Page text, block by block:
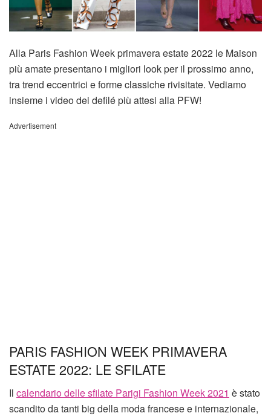
Alla Paris Fashion Week primavera estate 2022 le Maison
più amate presentano i migliori look per il prossimo anno,
tra trend eccentrici e forme classiche rivisitate. Vediamo
insieme i video dei defilé più attesi alla PFW!
Advertisement
PARIS FASHION WEEK PRIMAVERA
ESTATE 2022: LE SFILATE
Il calendario delle sfilate Parigi Fashion Week 2021 è stato
scandito da tanti big della moda francese e internazionale,